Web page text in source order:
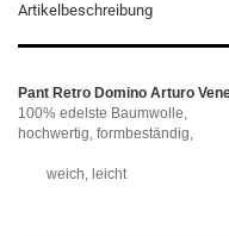
Artikelbeschreibung
Pant Retro Domino Arturo
100% edelste Baumwolle,
hochwertig, formbeständig,
	weich, leicht